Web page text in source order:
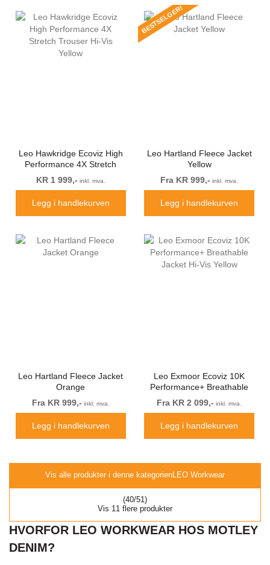
Leo Hawkridge Ecoviz High
Performance 4X Stretch
Trouser Hi-Vis Yellow
KR 1 999,- inkl. mva.
Legg i handlekurven
Leo Hartland Fleece Jacket
Yellow
BESTSELGER!
Fra KR 999,- inkl. mva.
Legg i handlekurven
Leo Hartland Fleece Jacket
Orange
Fra KR 999,- inkl. mva.
Legg i handlekurven
Leo Exmoor Ecoviz 10K
Performance+ Breathable
Jacket Hi-Vis Yellow
Fra KR 2 099,- inkl. mva.
Legg i handlekurven
Vis alle produkter i denne kategorien LEO Workwear
(40/51)
Vis 11 flere produkter
HVORFOR LEO WORKWEAR HOS MOTLEY
DENIM?